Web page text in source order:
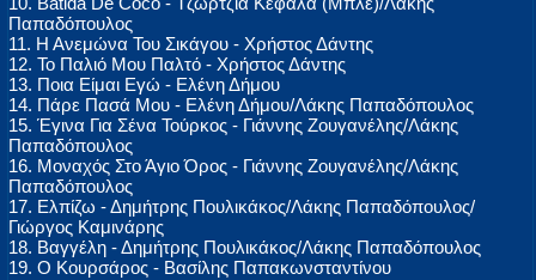
Παπαδόπουλος
11. Η Ανεμώνα Του Σικάγου - Χρήστος Δάντης
12. Το Παλιό Μου Παλτό - Χρήστος Δάντης
13. Ποια Είμαι Εγώ - Ελένη Δήμου
14. Πάρε Πασά Μου - Ελένη Δήμου/Λάκης Παπαδόπουλος
15. Έγινα Για Σένα Τούρκος - Γιάννης Ζουγανέλης/Λάκης
Παπαδόπουλος
16. Μοναχός Στο Άγιο Όρος - Γιάννης Ζουγανέλης/Λάκης
Παπαδόπουλος
17. Ελπίζω - Δημήτρης Πουλικάκος/Λάκης Παπαδόπουλος/
Γιώργος Καμινάρης
18. Βαγγέλη - Δημήτρης Πουλικάκος/Λάκης Παπαδόπουλος
19. Ο Κουρσάρος - Βασίλης Παπακωνσταντίνου